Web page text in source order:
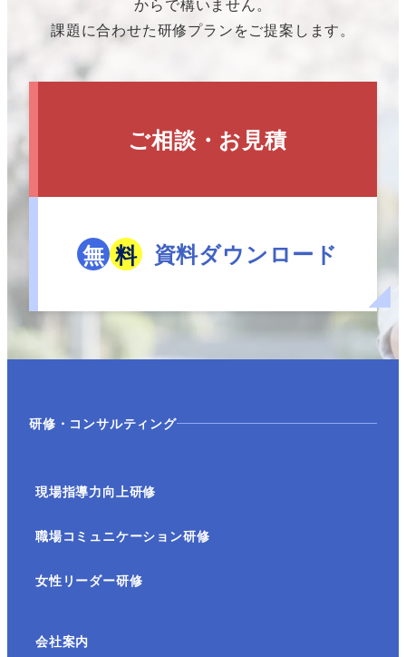
課題に合わせた研修プランをご提案します。
ご相談・お見積
無 料 資料ダウンロード
研修・コンサルティング
現場指導力向上研修
職場コミュニケーション研修
女性リーダー研修
会社案内